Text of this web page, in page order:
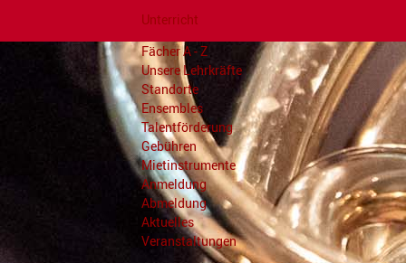
Unterricht
Fächer A - Z
Unsere Lehrkräfte
Standorte
Ensembles
Talentförderung
Gebühren
Mietinstrumente
Anmeldung
Abmeldung
Aktuelles
Veranstaltungen